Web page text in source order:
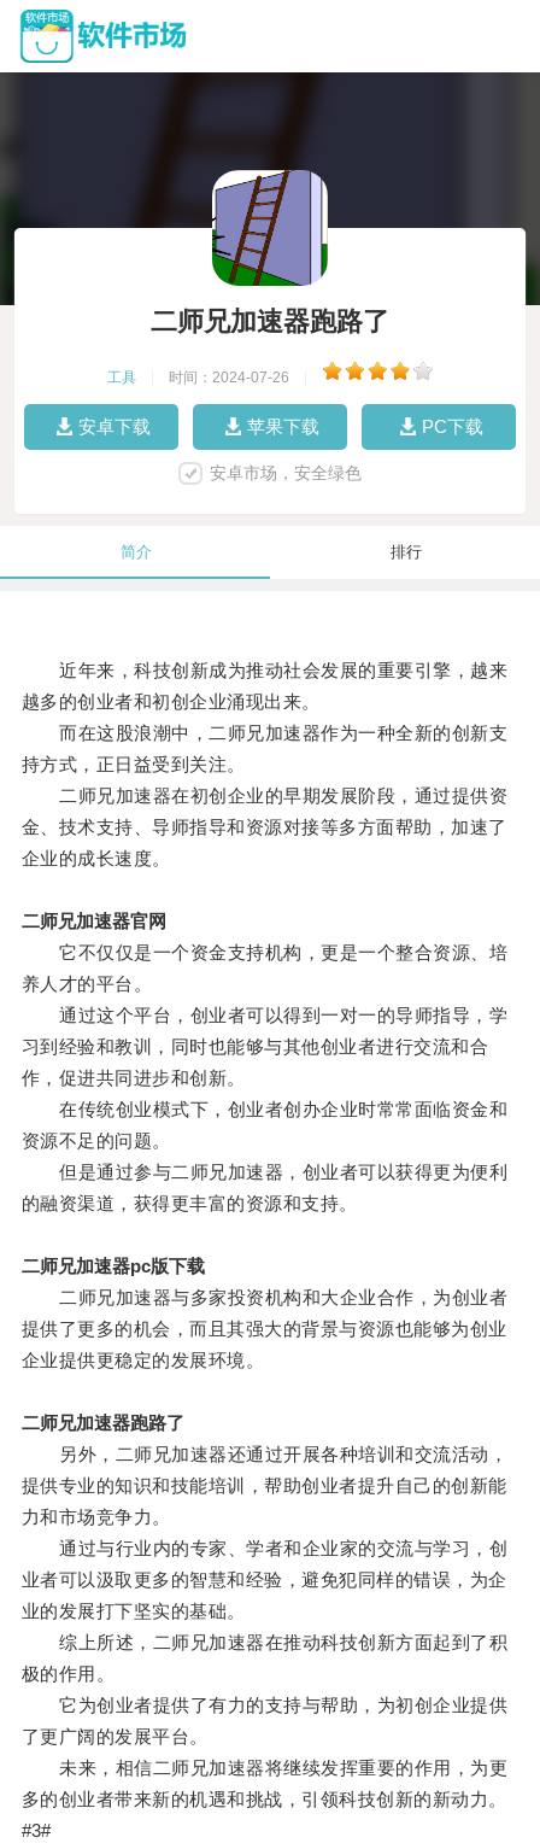
二师兄加速器跑路了
工具 时间：2024-07-26
安卓下载 苹果下载 PC下载
安卓市场，安全绿色
简介 排行
近年来，科技创新成为推动社会发展的重要引擎，越来
越多的创业者和初创企业涌现出来。
而在这股浪潮中，二师兄加速器作为一种全新的创新支
持方式，正日益受到关注。
二师兄加速器在初创企业的早期发展阶段，通过提供资
金、技术支持、导师指导和资源对接等多方面帮助，加速了
企业的成长速度。
二师兄加速器官网
它不仅仅是一个资金支持机构，更是一个整合资源、培
养人才的平台。
通过这个平台，创业者可以得到一对一的导师指导，学
习到经验和教训，同时也能够与其他创业者进行交流和合
作，促进共同进步和创新。
在传统创业模式下，创业者创办企业时常常面临资金和
资源不足的问题。
但是通过参与二师兄加速器，创业者可以获得更为便利
的融资渠道，获得更丰富的资源和支持。
二师兄加速器pc版下载
二师兄加速器与多家投资机构和大企业合作，为创业者
提供了更多的机会，而且其强大的背景与资源也能够为创业
企业提供更稳定的发展环境。
二师兄加速器跑路了
另外，二师兄加速器还通过开展各种培训和交流活动，
提供专业的知识和技能培训，帮助创业者提升自己的创新能
力和市场竞争力。
通过与行业内的专家、学者和企业家的交流与学习，创
业者可以汲取更多的智慧和经验，避免犯同样的错误，为企
业的发展打下坚实的基础。
综上所述，二师兄加速器在推动科技创新方面起到了积
极的作用。
它为创业者提供了有力的支持与帮助，为初创企业提供
了更广阔的发展平台。
未来，相信二师兄加速器将继续发挥重要的作用，为更
多的创业者带来新的机遇和挑战，引领科技创新的新动力。
#3#